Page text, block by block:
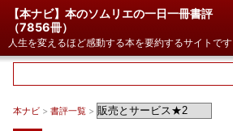
【本ナビ】本のソムリエの一日一冊書評
（7856冊）
人生を変えるほど感動する本を要約するサイトです
本ナビ > 書評一覧 >